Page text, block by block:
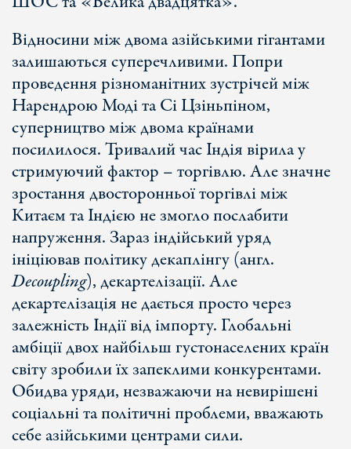
Відносини між двома азійськими гігантами
залишаються суперечливими. Попри
проведення різноманітних зустрічей між
Нарендрою Моді та Сі Цзіньпіном,
суперництво між двома країнами
посилилося. Тривалий час Індія вірила у
стримуючий фактор – торгівлю. Але значне
зростання двосторонньої торгівлі між
Китаєм та Індією не змогло послабити
напруження. Зараз індійський уряд
ініціював політику декаплінгу (англ.
Decoupling), декартелізації. Але
декартелізація не дається просто через
залежність Індії від імпорту. Глобальні
амбіції двох найбільш густонаселених країн
світу зробили їх запеклими конкурентами.
Обидва уряди, незважаючи на невирішені
соціальні та політичні проблеми, вважають
себе азійськими центрами сили.